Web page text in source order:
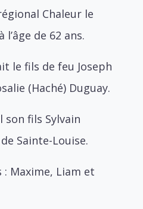
Chaleur le
l’âge de 62 ans.
le fils de feu Joseph
(Haché) Duguay.
son fils Sylvain
Sainte-Louise.
Maxime, Liam et